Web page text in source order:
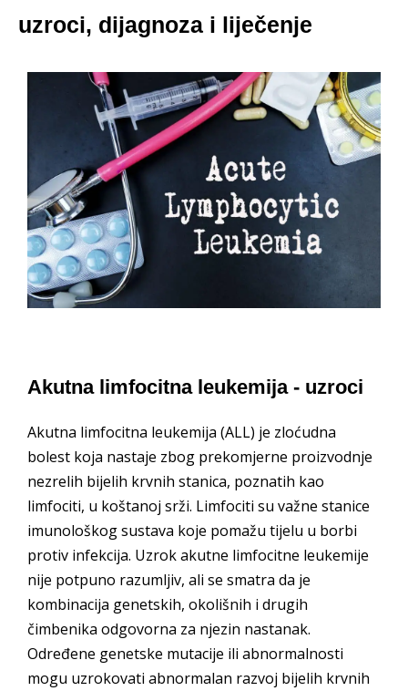
uzroci, dijagnoza i liječenje
Akutna limfocitna leukemija - uzroci
Akutna limfocitna leukemija (ALL) je zloćudna
bolest koja nastaje zbog prekomjerne proizvodnje
nezrelih bijelih krvnih stanica, poznatih kao
limfociti, u koštanoj srži. Limfociti su važne stanice
imunološkog sustava koje pomažu tijelu u borbi
protiv infekcija. Uzrok akutne limfocitne leukemije
nije potpuno razumljiv, ali se smatra da je
kombinacija genetskih, okolišnih i drugih
čimbenika odgovorna za njezin nastanak.
Određene genetske mutacije ili abnormalnosti
mogu uzrokovati abnormalan razvoj bijelih krvnih